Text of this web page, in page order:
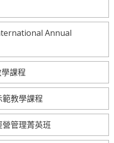
Annual
課程
教學課程
管理菁英班